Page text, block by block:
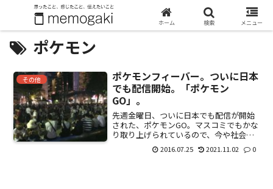
ポケモン
その他
ポケモンフィーバー。ついに日本
でも配信開始。「ポケモン
GO」。
先週金曜日、ついに日本でも配信が開始
された、ポケモンGO。マスコミでもかな
り取り上げられているので、今や社会現
象化している状況。あちこちで人だかり
ができて、夜になってもスマホ片手に、
2016.07.25 2021.11.02 0
ホーム 検索 メニュー